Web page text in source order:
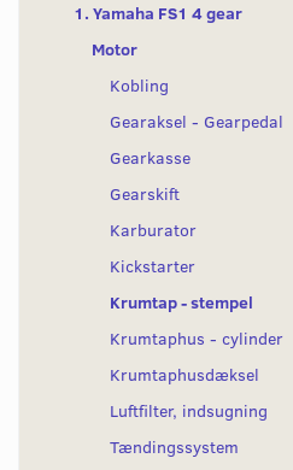
1. Yamaha FS1 4 gear
Motor
Kobling
Gearaksel - Gearpedal
Gearkasse
Gearskift
Karburator
Kickstarter
Krumtap - stempel
Krumtaphus - cylinder
Krumtaphusdæksel
Luftfilter, indsugning
Tændingssystem